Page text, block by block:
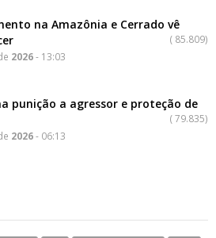
na Amazônia e Cerrado vê
( 85.809)
2026- 13:03
punição a agressor e proteção de
(79.835)
2026- 06:13